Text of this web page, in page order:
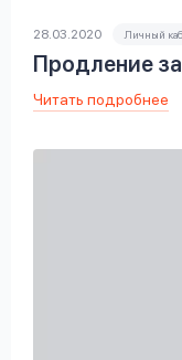
28.03.2020 Личный
Продление
Читать подробнее